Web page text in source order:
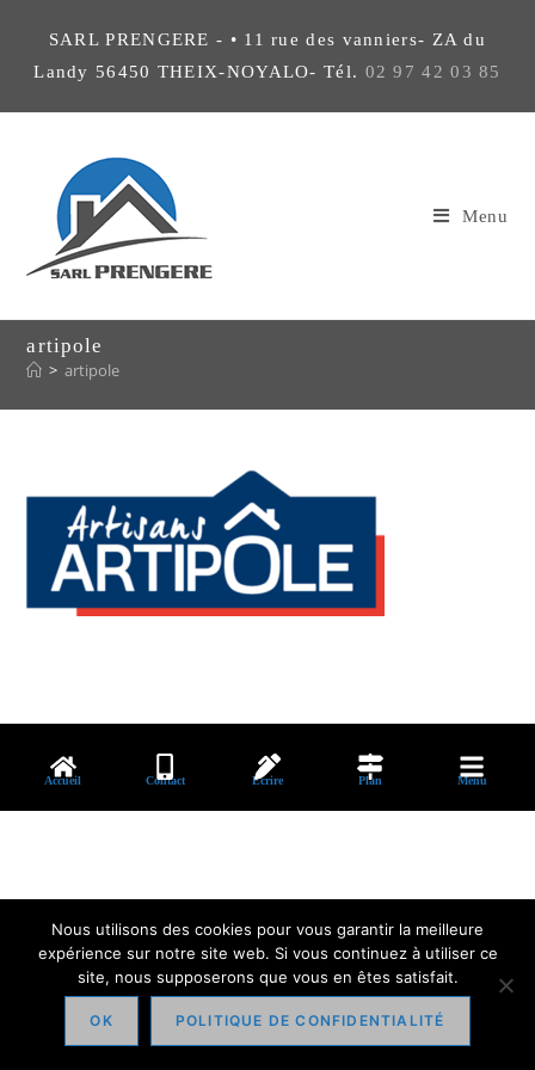
SARL PRENGERE - • 11 rue des vanniers- ZA du
Landy 56450 THEIX-NOYALO- Tél. 02 97 42 03 85
Menu
artipole
> artipole
Accueil Contact Ecrire Plan Menu
Nous utilisons des cookies pour vous garantir la meilleure
expérience sur notre site web. Si vous continuez à utiliser ce
site, nous supposerons que vous en êtes satisfait.
OK POLITIQUE DE CONFIDENTIALITÉ